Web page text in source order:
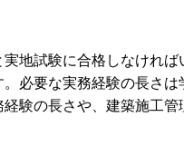
地試験に合格しなけれ
必要な実務経験の長さは
験の長さや、建築施工